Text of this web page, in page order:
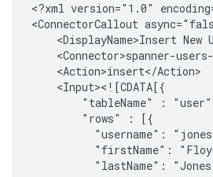
<?xml version="1.0"
<ConnectorCallout
<DisplayName>Insert New
"tableName"
:
"rows"
:
"username":
"firstName":
"lastName":